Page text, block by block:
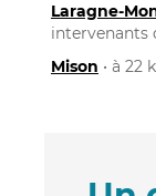
Laragne-
intervenants
Mison • à 22